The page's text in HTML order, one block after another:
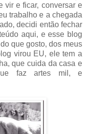
vir e ficar, conversar e
trabalho e a chegada
decidi então fechar
aqui, e esse blog
que gosto, dos meus
virou EU, ele tem a
que cuida da casa e
faz artes mil, e